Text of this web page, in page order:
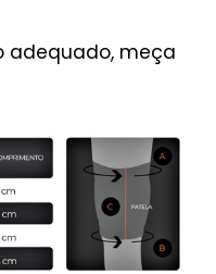
adequado, meça